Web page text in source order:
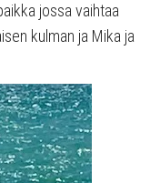
jossa vaihtaa
kulman ja Mika ja